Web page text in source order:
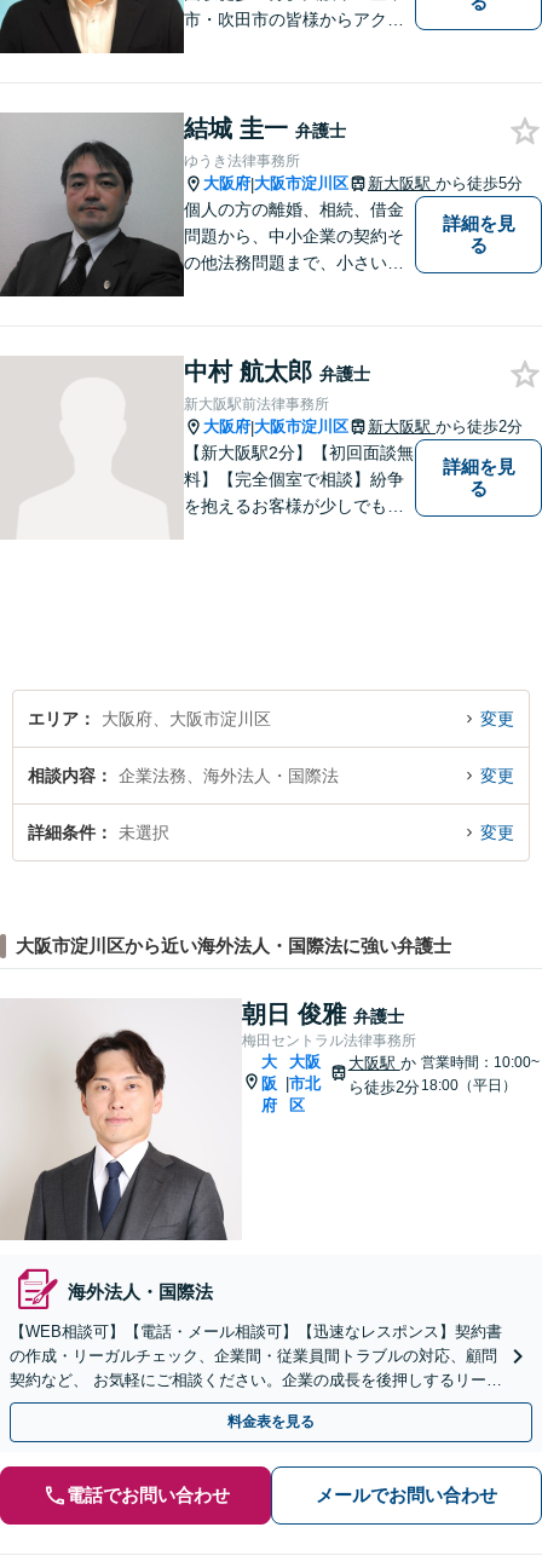
市・吹田市の皆様からアクセ
結城 圭一 弁護士
ゆうき法律事務所
大阪府|大阪市淀川区 新大阪駅 から徒歩5分
個人の方の離婚、相続、借金
問題から、中小企業の契約そ
の他法務問題まで、小さい事
す。
詳細を見
る
中村 航太郎 弁護士
新大阪駅前法律事務所
大阪府|大阪市淀川区 新大阪駅 から徒歩2分
【新大阪駅2分】【初回面談無
料】【完全個室で相談】紛争
を抱えるお客様が少しでも早
詳細を見
る
エリア 大阪府、大阪市淀川区 変更
相談内容 企業法務、海外法人・国際法 変更
詳細条件 未選択 変更
大阪市淀川区から近い海外法人・国際法に強い弁護士
朝日 俊雅 弁護士
梅田セントラル法律事務所
大
阪
府
大阪
市北
区
大阪駅 か
ら徒歩2分
営業時間：10:00~
18:00（平日）
海外法人・国際法
【WEB相談可】【電話・メール相談可】【迅速なレスポンス】契約書
の作成・リーガルチェック、企業間・従業員間トラブルの対応、顧問
契約など、 お気軽にご相談ください。企業の成長を後押しするリーガ
ルサービスを提供いたします【大阪駅2分】
料金表を見る
電話でお問い合わせ メールでお問い合わせ